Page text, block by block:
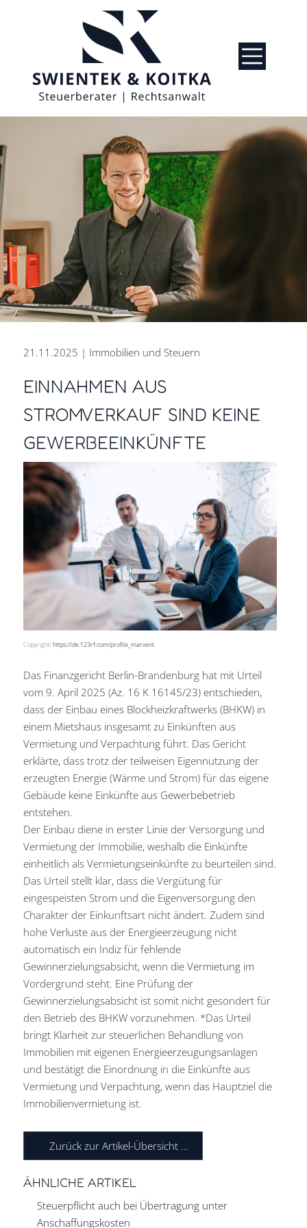
PERSÖNLICH BERATEN.
ZUKUNFT GESTALTEN.
DIGITAL ARBEITEN.
Steuer- und Rechtsberatung
aus einer Hand für den Erfolg
Ihres Unternehmens.
Kontakt
21.11.2025 | Immobilien und Steuern
EINNAHMEN AUS
STROMVERKAUF SIND KEINE
GEWERBEEINKÜNFTE
Copyright:https://de.123rf.com/profile_marvent
Das Finanzgericht Berlin-Brandenburg hat mit Urteil
vom 9. April 2025 (Az. 16 K 16145/23) entschieden,
dass der Einbau eines Blockheizkraftwerks (BHKW) in
einem Mietshaus insgesamt zu Einkünften aus
Vermietung und Verpachtung führt. Das Gericht
erklärte, dass trotz der teilweisen Eigennutzung der
erzeugten Energie (Wärme und Strom) für das eigene
Gebäude keine Einkünfte aus Gewerbebetrieb
entstehen.
Der Einbau diene in erster Linie der Versorgung und
Vermietung der Immobilie, weshalb die Einkünfte
einheitlich als Vermietungseinkünfte zu beurteilen sind.
Das Urteil stellt klar, dass die Vergütung für
eingespeisten Strom und die Eigenversorgung den
Charakter der Einkunftsart nicht ändert. Zudem sind
hohe Verluste aus der Energieerzeugung nicht
automatisch ein Indiz für fehlende
Gewinnerzielungsabsicht, wenn die Vermietung im
Vordergrund steht. Eine Prüfung der
Gewinnerzielungsabsicht ist somit nicht gesondert für
den Betrieb des BHKW vorzunehmen. *Das Urteil
bringt Klarheit zur steuerlichen Behandlung von
Immobilien mit eigenen Energieerzeugungsanlagen
und bestätigt die Einordnung in die Einkünfte aus
Vermietung und Verpachtung, wenn das Hauptziel die
Immobilienvermietung ist.
Zurück zur Artikel-Übersicht …
ÄHNLICHE ARTIKEL
Steuerpflicht auch bei Übertragung unter
Anschaffungskosten